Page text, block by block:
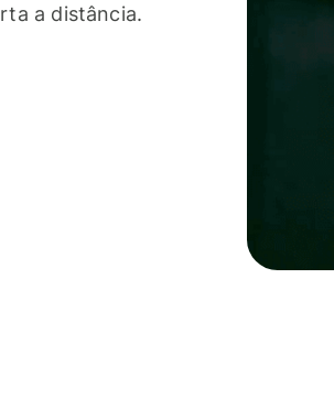
a distância.